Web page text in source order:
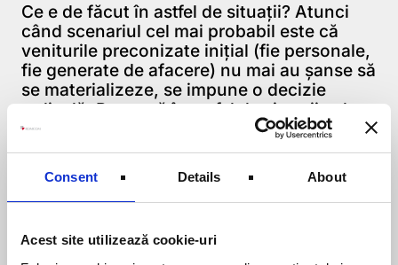
Consent Details About
Acest site utilizează cookie-uri
Ce e de făcut în astfel de situaţii? Atunci
când scenariul cel mai probabil este că
veniturile preconizate iniţial (fie personale,
fie generate de afacere) nu mai au şanse să
se materializeze, se impune o decizie
radicală. Poate că în astfel de situaţii cel
mai bun lucru pe care-l poţi face este să-ţi
marchezi pierderea, cum se spune, adică
să te împaci cu gândul că ai pierdut şi să
faci ce este necesar ca măcar să nu mai
pierzi în continuare. Ştiu că este dificil, dar
nenorocit singuri prin refuzul de a accepta